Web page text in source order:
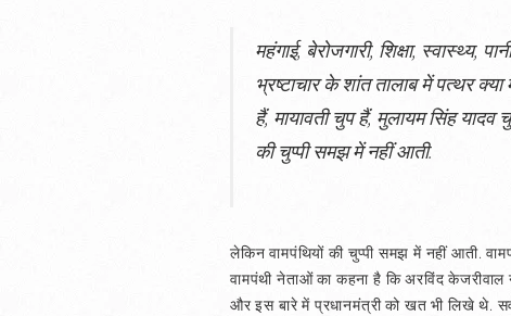
महंगाई, बेरोजगारी, शिक्षा, स्वास्थ्य,
भ्रष्टाचार के शांत तालाब में पत्थर
हैं, मायावती चुप हैं, मुलायम सिंह
की चुप्पी समझ में नहीं आती.
लेकिन वामपंथियों की चुप्पी समझ में नहीं आती.
वामपंथी नेताओं का कहना है कि अरविंद
और इस बारे में प्रधानमंत्री को खत भी लिखे थे.